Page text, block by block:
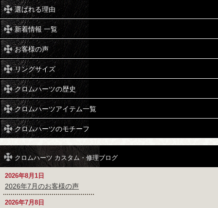
選ばれる理由
新着情報 一覧
お客様の声
リングサイズ
クロムハーツの歴史
クロムハーツアイテム一覧
クロムハーツのモチーフ
クロムハーツ カスタム・修理ブログ
2026年8月1日
2026年7月のお客様の声
2026年7月8日